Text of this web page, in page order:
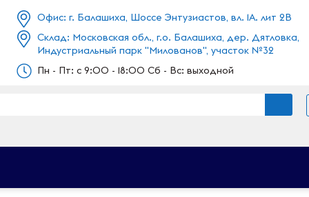
Офис: г. Балашиха, Шоссе Энтузиастов, вл. 1А. лит 2В
Склад: Московская обл., г.о. Балашиха, дер. Дятловка,
Индустриальный парк "Милованов", участок №32
Пн - Пт: c 9:00 - 18:00 Сб - Вс: выходной